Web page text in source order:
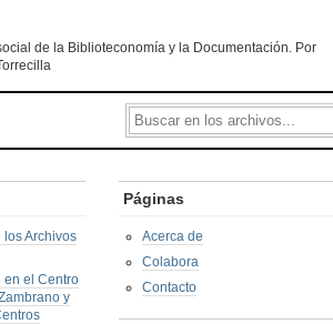
de la Biblioteconomía y la Documentación. Por
los Archivos
en el Centro
y
Páginas
Acerca de
Colabora
Contacto